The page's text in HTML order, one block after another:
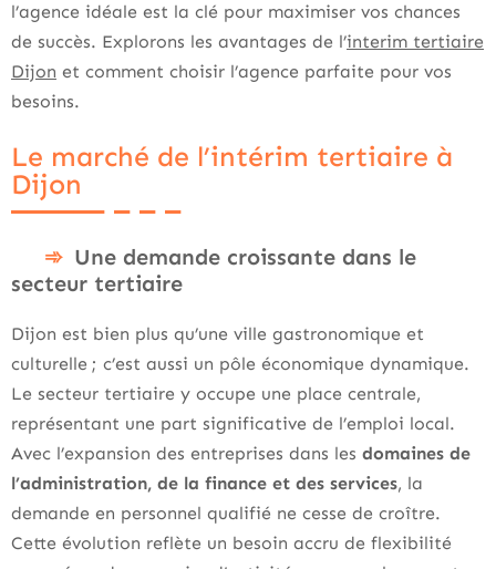
l’agence idéale est la clé pour maximiser vos chances
de succès. Explorons les avantages de l’interim tertiaire
Dijon et comment choisir l’agence parfaite pour vos
besoins.
Le marché de l’intérim tertiaire à
Dijon
Une demande croissante dans le
secteur tertiaire
Dijon est bien plus qu’une ville gastronomique et
culturelle ; c’est aussi un pôle économique dynamique.
Le secteur tertiaire y occupe une place centrale,
représentant une part significative de l’emploi local.
Avec l’expansion des entreprises dans les domaines de
l’administration, de la finance et des services, la
demande en personnel qualifié ne cesse de croître.
Cette évolution reflète un besoin accru de flexibilité